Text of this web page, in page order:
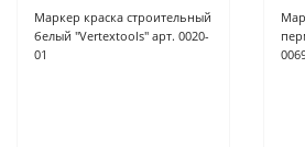
Маркер краска строительный
белый "Vertextools" арт. 0020-
01